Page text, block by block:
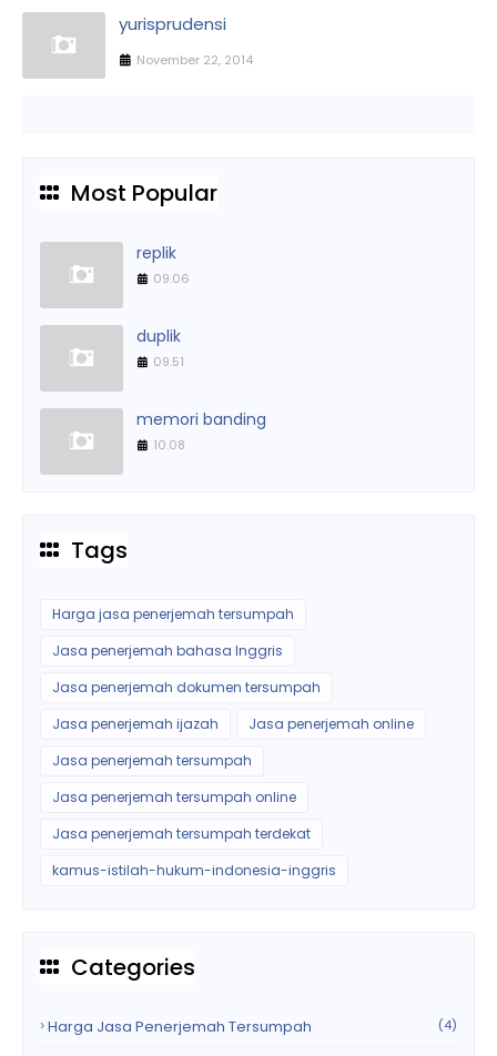
yurisprudensi
November 22, 2014
Most Popular
replik
09.06
duplik
09.51
memori banding
10.08
Tags
Harga jasa penerjemah tersumpah
Jasa penerjemah bahasa Inggris
Jasa penerjemah dokumen tersumpah
Jasa penerjemah ijazah
Jasa penerjemah online
Jasa penerjemah tersumpah
Jasa penerjemah tersumpah online
Jasa penerjemah tersumpah terdekat
kamus-istilah-hukum-indonesia-inggris
Categories
Harga Jasa Penerjemah Tersumpah (4)